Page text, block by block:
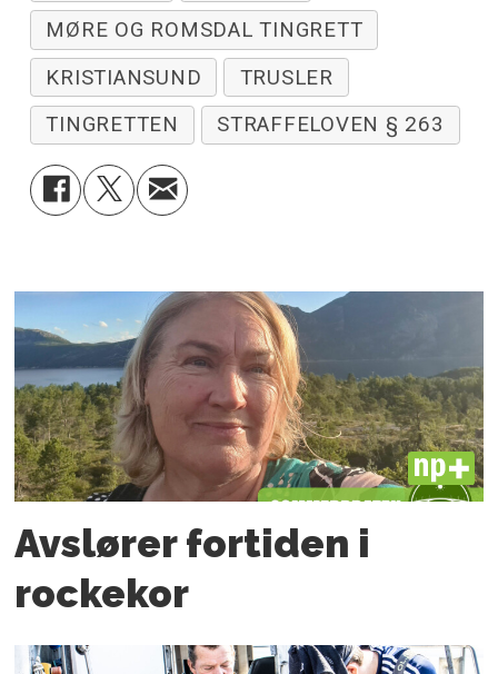
MØRE OG ROMSDAL TINGRETT
KRISTIANSUND
TRUSLER
TINGRETTEN
STRAFFELOVEN § 263
PLUS
Avslører fortiden i
rockekor